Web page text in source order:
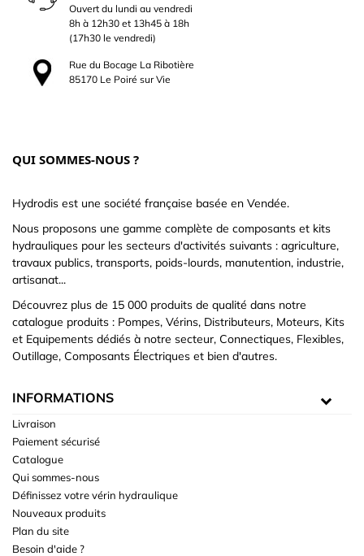
Ouvert du lundi au vendredi
8h à 12h30 et 13h45 à 18h
(17h30 le vendredi)
Rue du Bocage La Ribotière
85170 Le Poiré sur Vie
QUI SOMMES-NOUS ?
Hydrodis est une société française basée en Vendée.
Nous proposons une gamme complète de composants et kits
hydrauliques pour les secteurs d'activités suivants : agriculture,
travaux publics, transports, poids-lourds, manutention, industrie,
artisanat...
Découvrez plus de 15 000 produits de qualité dans notre
catalogue produits : Pompes, Vérins, Distributeurs, Moteurs, Kits
et Equipements dédiés à notre secteur, Connectiques, Flexibles,
Outillage, Composants Électriques et bien d'autres.
INFORMATIONS
Livraison
Paiement sécurisé
Catalogue
Qui sommes-nous
Définissez votre vérin hydraulique
Nouveaux produits
Plan du site
Besoin d'aide ?